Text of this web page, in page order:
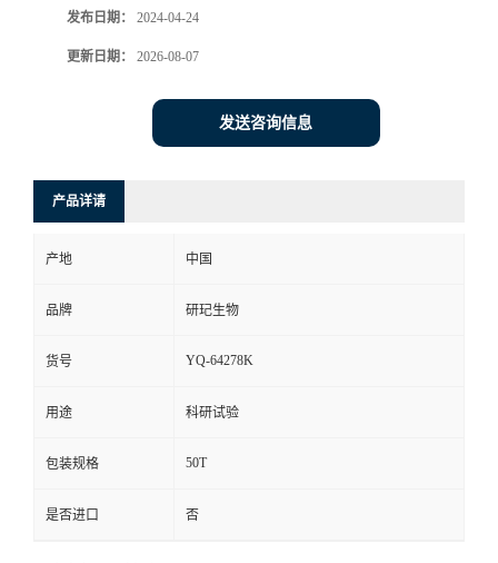
发布日期： 2024-04-24
更新日期： 2026-08-07
发送咨询信息
产品详请
产地 中国
品牌 研玘生物
货号 YQ-64278K
用途 科研试验
包装规格 50T
是否进口 否